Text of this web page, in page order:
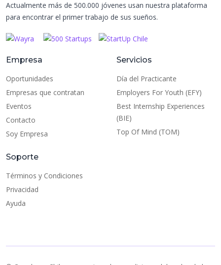
Actualmente más de 500.000 jóvenes usan nuestra plataforma
para encontrar el primer trabajo de sus sueños.
Empresa
Oportunidades
Empresas que contratan
Eventos
Contacto
Soy Empresa
Servicios
Día del Practicante
Employers For Youth (EFY)
Best Internship Experiences
(BIE)
Top Of Mind (TOM)
Soporte
Términos y Condiciones
Privacidad
Ayuda